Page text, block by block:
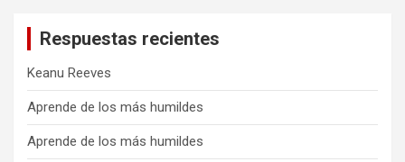
Respuestas recientes
Keanu Reeves
Aprende de los más humildes
Aprende de los más humildes